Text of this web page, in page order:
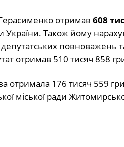
отримав 608
України. Також йому
повноважень
отримав 510 тисяч 858
отримала 176 тисяч 559
міської ради